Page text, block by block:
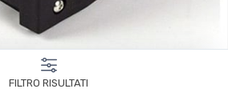
1 CANALE. MAX 20A
FILTRO RISULTATI